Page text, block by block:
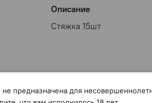
Описание
Стяжка 15шт
предназначена для